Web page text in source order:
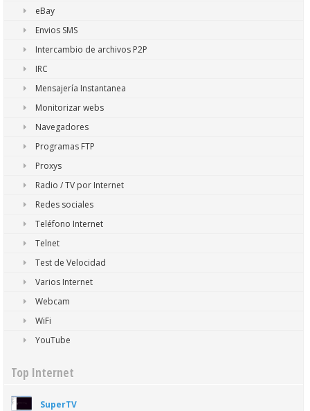
eBay
Envios SMS
Intercambio de archivos P2P
IRC
Mensajería Instantanea
Monitorizar webs
Navegadores
Programas FTP
Proxys
Radio / TV por Internet
Redes sociales
Teléfono Internet
Telnet
Test de Velocidad
Varios Internet
Webcam
WiFi
YouTube
Top Internet
SuperTV